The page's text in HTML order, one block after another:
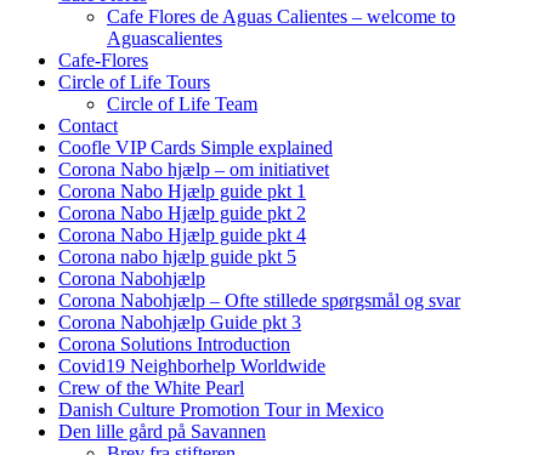
Cafe Flores de Aguas Calientes – welcome to
Aguascalientes
Cafe-Flores
Circle of Life Tours
Circle of Life Team
Contact
Coofle VIP Cards Simple explained
Corona Nabo hjælp – om initiativet
Corona Nabo Hjælp guide pkt 1
Corona Nabo Hjælp guide pkt 2
Corona Nabo Hjælp guide pkt 4
Corona nabo hjælp guide pkt 5
Corona Nabohjælp
Corona Nabohjælp – Ofte stillede spørgsmål og svar
Corona Nabohjælp Guide pkt 3
Corona Solutions Introduction
Covid19 Neighborhelp Worldwide
Crew of the White Pearl
Danish Culture Promotion Tour in Mexico
Den lille gård på Savannen